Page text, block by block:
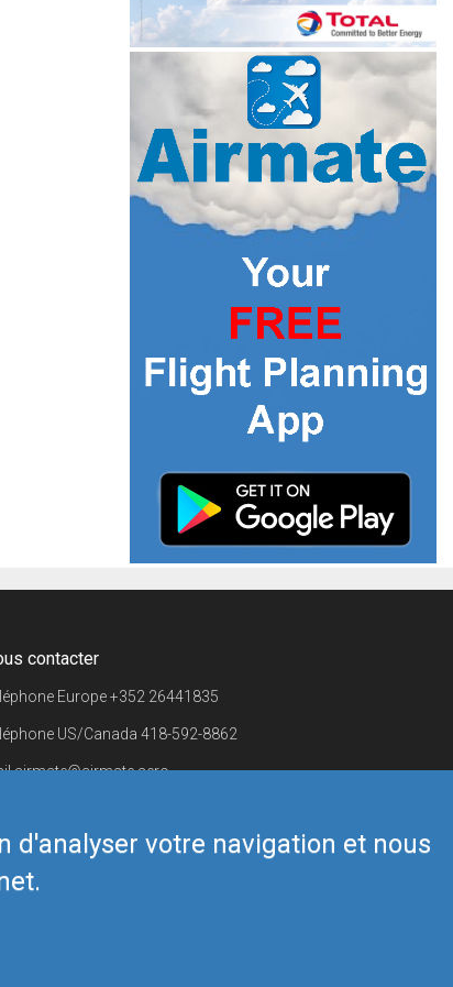
d'analyser votre navigation et nous
contacter
Europe+352 26441835
US/Canada 418-592-8862
airmate@airmate.aero